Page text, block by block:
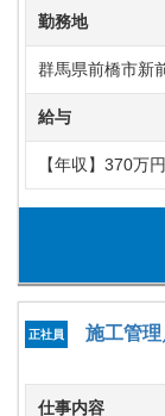
勤務地
群馬県前橋市新
給与
【年収】370万
正社員 施工管
仕事内容